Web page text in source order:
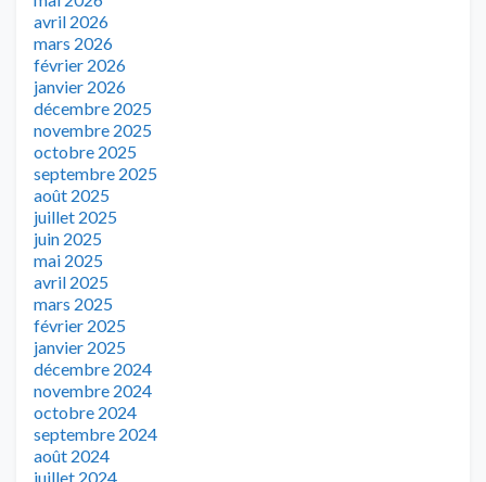
avril 2026
mars 2026
février 2026
janvier 2026
décembre 2025
novembre 2025
octobre 2025
septembre 2025
août 2025
juillet 2025
juin 2025
mai 2025
avril 2025
mars 2025
février 2025
janvier 2025
décembre 2024
novembre 2024
octobre 2024
septembre 2024
août 2024
juillet 2024